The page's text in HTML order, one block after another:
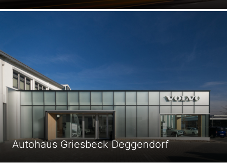
Autohaus Griesbeck Deggendorf